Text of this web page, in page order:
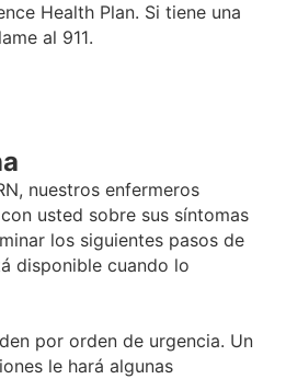
Health Plan. Si tiene una
al 911.
nuestros enfermeros
usted sobre sus síntomas
los siguientes pasos de
disponible cuando lo
por orden de urgencia. Un
le hará algunas